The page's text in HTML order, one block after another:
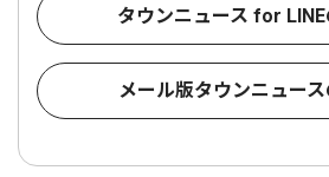
タウンニュース for
メール版タウンニュー